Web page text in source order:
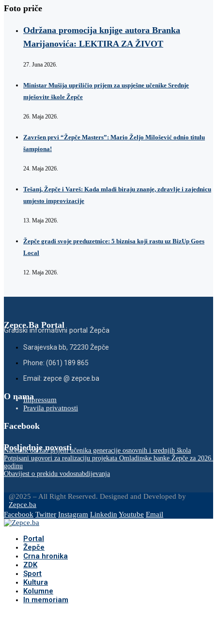
Foto priče
Održana promocija knjige autora Branka
Marijanovića: LEKTIRA ZA ŽIVOT
27. Juna 2026.
Ministar Mušija upriličio prijem za uspješne učenike Srednje
mješovite škole Žepče
26. Maja 2026.
Završen prvi “Žepče Masters”: Mario Željo Milošević odnio titulu
šampiona!
24. Maja 2026.
Tešanj, Žepče i Vareš: Kada mladi biraju znanje, zdravlje i zajednicu
umjesto improvizacije
13. Maja 2026.
Žepče gradi svoje preduzetnice: 5 biznisa koji rastu uz BizUp Goes
Local
12. Maja 2026.
Zepce.Ba Portal
Gradski informativni portal Žepča
Sarajevska bb, 72230 Žepče
Phone: (061) 189 865
Email: zepce @ zepce.ba
O namaImpressum
Pravila privatnosti
Facebook
Posljednje novosti
Načelnik održao prijem učenika generacije osnovnih i srednjih škola
Potpisani ugovori za realizaciju projekata Omladinske banke Žepče za 2026.
godinu
Obavijest o prekidu vodosnabdijevanja
@2025 – All Right Reserved. Designed and Developed by
Zepce.ba
Facebook Twitter Instagram Linkedin Youtube Email
Portal
Žepče
Crna hronika
ZDK
Sport
Kultura
Kolumne
In memoriam